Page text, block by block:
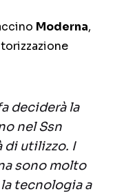
Moderna,
deciderà la
nel Ssn
di utilizzo. I
sono molto
tecnologia a